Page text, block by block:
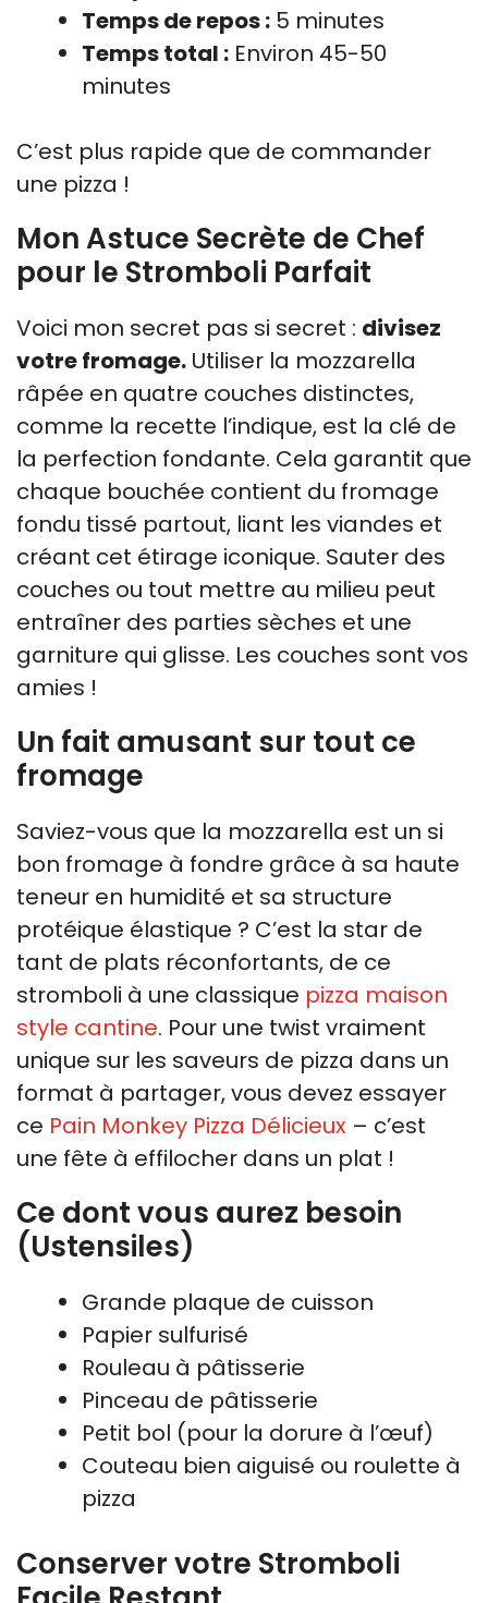
Temps de repos : 5 minutes
Temps total : Environ 45-50
minutes
C’est plus rapide que de commander
une pizza !
Mon Astuce Secrète de Chef
pour le Stromboli Parfait
Voici mon secret pas si secret : divisez
votre fromage. Utiliser la mozzarella
râpée en quatre couches distinctes,
comme la recette l’indique, est la clé de
la perfection fondante. Cela garantit que
chaque bouchée contient du fromage
fondu tissé partout, liant les viandes et
créant cet étirage iconique. Sauter des
couches ou tout mettre au milieu peut
entraîner des parties sèches et une
garniture qui glisse. Les couches sont vos
amies !
Un fait amusant sur tout ce
fromage
Saviez-vous que la mozzarella est un si
bon fromage à fondre grâce à sa haute
teneur en humidité et sa structure
protéique élastique ? C’est la star de
tant de plats réconfortants, de ce
stromboli à une classique pizza maison
style cantine. Pour une twist vraiment
unique sur les saveurs de pizza dans un
format à partager, vous devez essayer
ce Pain Monkey Pizza Délicieux – c’est
une fête à effilocher dans un plat !
Ce dont vous aurez besoin
(Ustensiles)
Grande plaque de cuisson
Papier sulfurisé
Rouleau à pâtisserie
Pinceau de pâtisserie
Petit bol (pour la dorure à l’œuf)
Couteau bien aiguisé ou roulette à
pizza
Conserver votre Stromboli